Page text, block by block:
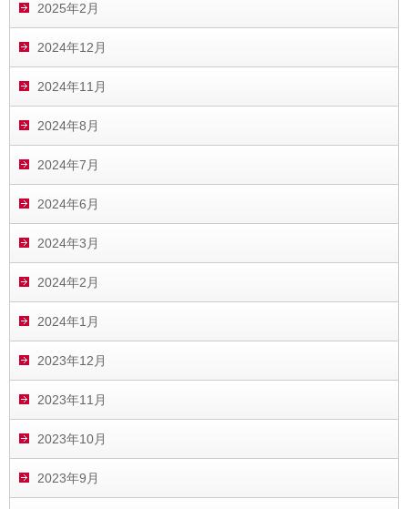
2025年2月
2024年12月
2024年11月
2024年8月
2024年7月
2024年6月
2024年3月
2024年2月
2024年1月
2023年12月
2023年11月
2023年10月
2023年9月